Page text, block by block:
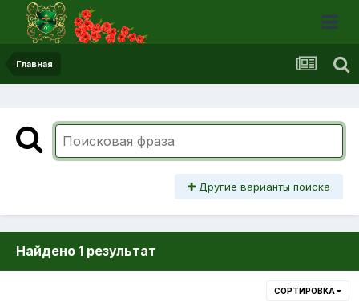
Главная
Другие варианты поиска
Найдено 1 результат
СОРТИРОВКА